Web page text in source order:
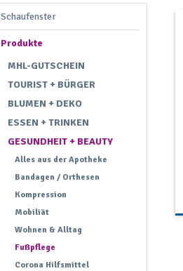
Schaufenster
Produkte
MHL-GUTSCHEIN
TOURIST + BÜRGER
BLUMEN + DEKO
ESSEN + TRINKEN
GESUNDHEIT + BEAUTY
Alles aus der Apotheke
Bandagen / Orthesen
Kompression
Mobiliät
Wohnen & Alltag
Fußpflege
Corona Hilfsmittel